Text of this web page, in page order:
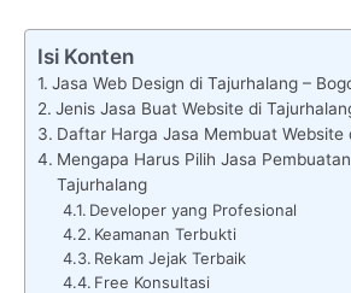
Isi Konten
Jasa Web Design di Tajurhalang –
Jenis Jasa Buat Website di
Daftar Harga Jasa Membuat Website
Mengapa Harus Pilih Jasa
Tajurhalang
Developer yang Profesional
Keamanan Terbukti
Rekam Jejak Terbaik
Free Konsultasi